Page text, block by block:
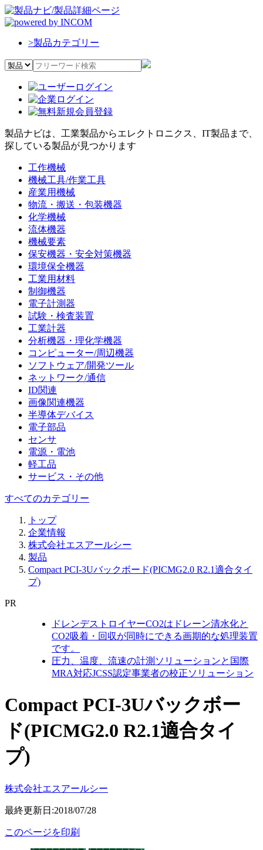
>製品カテゴリー
製品ナビは、工業製品からエレクトロニクス、IT製品まで、
探している製品が見つかります
工作機械
機械工具/作業工具
産業用機械
物流・搬送・包装機器
化学機械
流体機器
機械要素
保安機器・安全対策機器
環境保全機器
工業用材料
制御機器
電子計測器
試験・検査装置
工業計器
分析機器・理化学機器
コンピューター/周辺機器
ソフトウェア/開発ツール
ネットワーク/通信
ID関連
画像関連機器
半導体デバイス
電子部品
センサ
電源・電池
軽工品
サービス・その他
すべてのカテゴリー
トップ
企業情報
株式会社エスアールシー
製品
Compact PCI-3Uバックボード(PICMG2.0 R2.1適合タイ
プ)
PR
ドレンデストロイヤーCO2はドレーン清水化と
CO2吸着・回収が同時にできる画期的な処理装置
です。
圧力、温度、流速の計測ソリューションと国際
MRA対応JCSS認定事業者の校正ソリューション
Compact PCI-3Uバックボー
ド(PICMG2.0 R2.1適合タイ
プ)
株式会社エスアールシー
最終更新日:2018/07/28
このページを印刷